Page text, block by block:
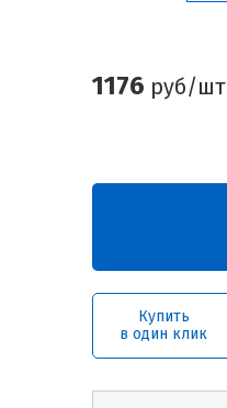
1176 руб/шт
Купить
в один клик